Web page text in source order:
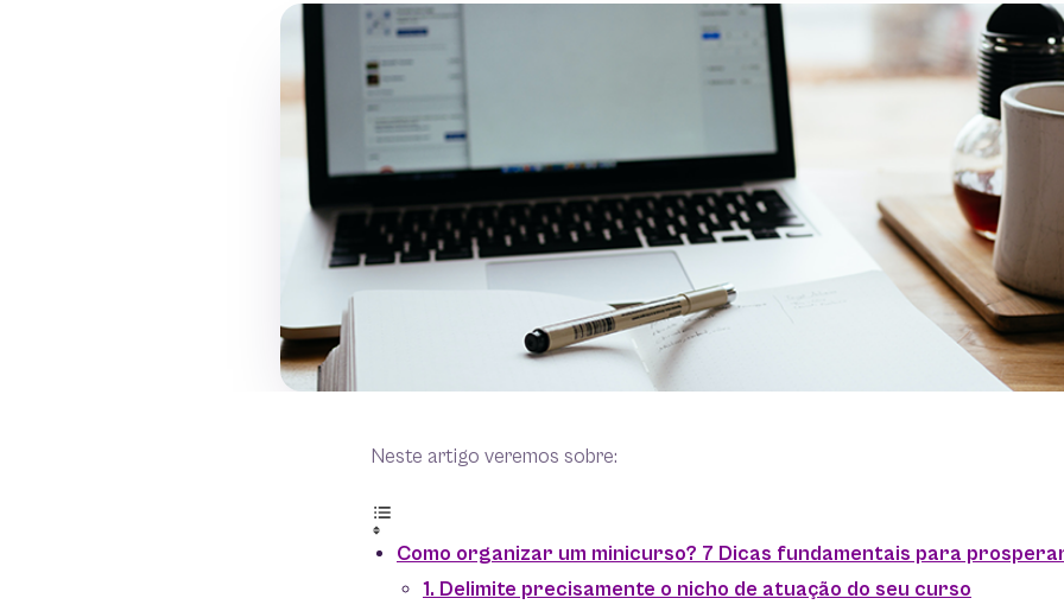
Neste artigo veremos sobre:
Como organizar um minicurso? 7 Dicas fundamentais para
1. Delimite precisamente o nicho de atuação do seu curso